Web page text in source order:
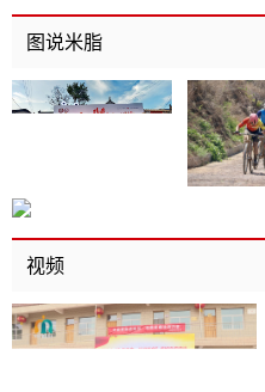
召开
图说米脂
视频